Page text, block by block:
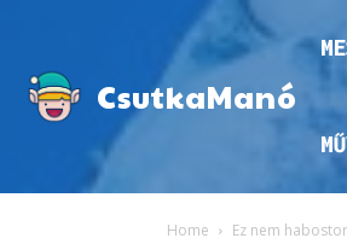
CsutkaManó
Home Ez nem